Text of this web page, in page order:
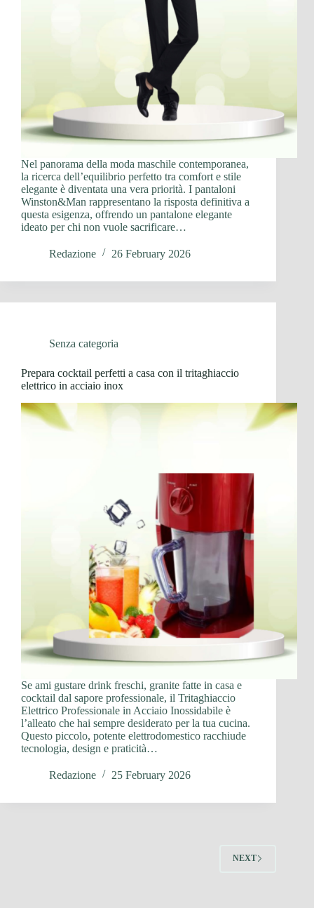
Nel panorama della moda maschile contemporanea,
la ricerca dell’equilibrio perfetto tra comfort e stile
elegante è diventata una vera priorità. I pantaloni
Winston&Man rappresentano la risposta definitiva a
questa esigenza, offrendo un pantalone elegante
ideato per chi non vuole sacrificare…
Redazione 26 February 2026
Senza categoria
Prepara cocktail perfetti a casa con il tritaghiaccio
elettrico in acciaio inox
Se ami gustare drink freschi, granite fatte in casa e
cocktail dal sapore professionale, il Tritaghiaccio
Elettrico Professionale in Acciaio Inossidabile è
l’alleato che hai sempre desiderato per la tua cucina.
Questo piccolo, potente elettrodomestico racchiude
tecnologia, design e praticità…
Redazione 25 February 2026
NEXT